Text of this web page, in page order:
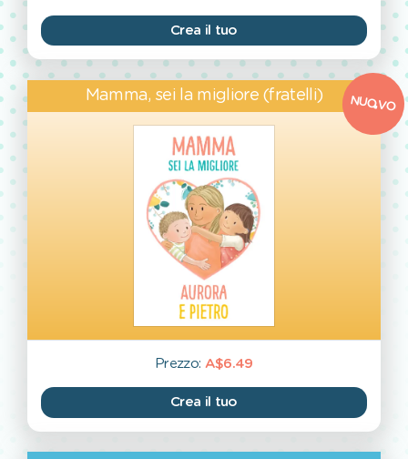
Crea il tuo
Mamma, sei la migliore (fratelli) NUOVO
Prezzo: A$6.49
Crea il tuo